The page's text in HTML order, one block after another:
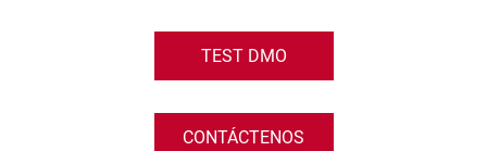
TEST DMO
CONTÁCTENOS